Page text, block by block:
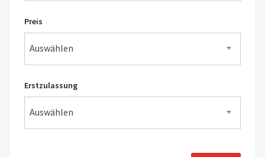
Preis
Auswählen
Erstzulassung
Auswählen